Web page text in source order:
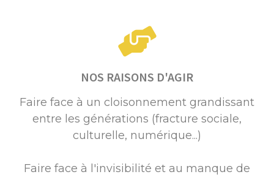
NOS RAISONS D'AGIR
Faire face à un cloisonnement grandissant
entre les générations (fracture sociale,
culturelle, numérique...)
Faire face à l'invisibilité et au manque de